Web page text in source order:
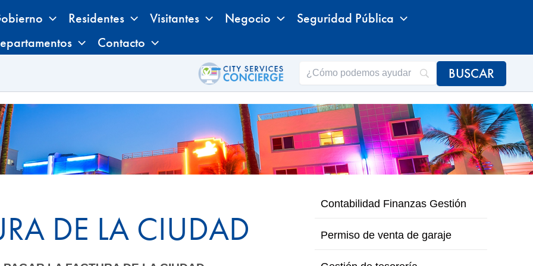
Residentes Visitantes Negocio
Seguridad Pública
Contacto
DE LA CIUDAD
Contabilidad Finanzas Gestión
Permiso de venta de garaje